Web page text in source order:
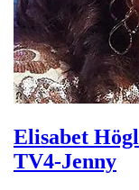
Elisabet
TV4-Jenny